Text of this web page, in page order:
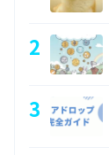
2
3